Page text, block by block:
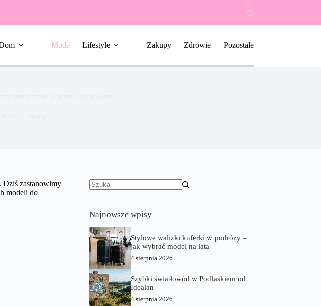
Moda Lifestyle Zakupy Zdrowie Pozostałe
Dziś zastanowimy
modeli do
Najnowsze wpisy
Stylowe walizki kuferki w podróży –
jak wybrać model na lata
4 sierpnia 2026
Szybki światłowód w Podlaskiem od
Idealan
4 sierpnia 2026